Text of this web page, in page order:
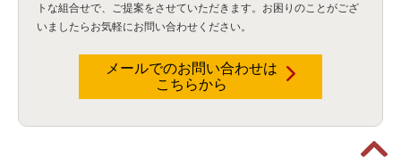
トな組合せで、
ご提案をさせていただきます。お困りのことがござ
いましたらお気軽にお問い合わせください。
メールでのお問い合わせは
こちらから